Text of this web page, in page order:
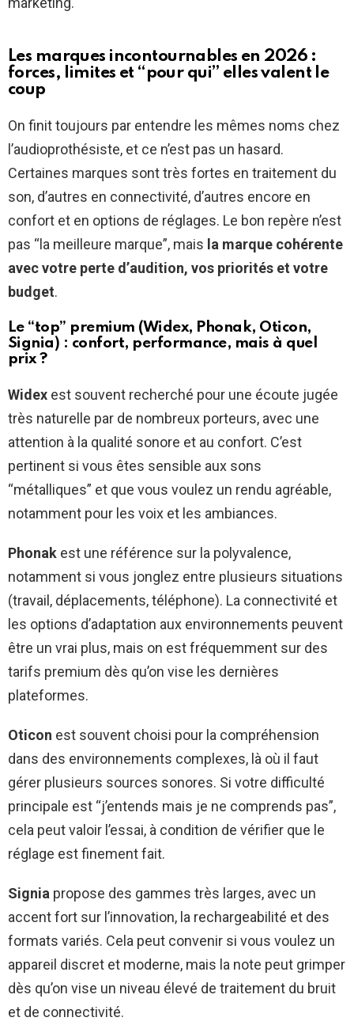
Les marques incontournables en 2026 :
forces, limites et “pour qui” elles valent le
coup
On finit toujours par entendre les mêmes noms chez
l’audioprothésiste, et ce n’est pas un hasard.
Certaines marques sont très fortes en traitement du
son, d’autres en connectivité, d’autres encore en
confort et en options de réglages. Le bon repère n’est
pas “la meilleure marque”, mais la marque cohérente
avec votre perte d’audition, vos priorités et votre
budget.
Le “top” premium (Widex, Phonak, Oticon,
Signia) : confort, performance, mais à quel
prix ?
Widex est souvent recherché pour une écoute jugée
très naturelle par de nombreux porteurs, avec une
attention à la qualité sonore et au confort. C’est
pertinent si vous êtes sensible aux sons
“métalliques” et que vous voulez un rendu agréable,
notamment pour les voix et les ambiances.
Phonak est une référence sur la polyvalence,
notamment si vous jonglez entre plusieurs situations
(travail, déplacements, téléphone). La connectivité et
les options d’adaptation aux environnements peuvent
être un vrai plus, mais on est fréquemment sur des
tarifs premium dès qu’on vise les dernières
plateformes.
Oticon est souvent choisi pour la compréhension
dans des environnements complexes, là où il faut
gérer plusieurs sources sonores. Si votre difficulté
principale est “j’entends mais je ne comprends pas”,
cela peut valoir l’essai, à condition de vérifier que le
réglage est finement fait.
Signia propose des gammes très larges, avec un
accent fort sur l’innovation, la rechargeabilité et des
formats variés. Cela peut convenir si vous voulez un
appareil discret et moderne, mais la note peut grimper
dès qu’on vise un niveau élevé de traitement du bruit
et de connectivité.